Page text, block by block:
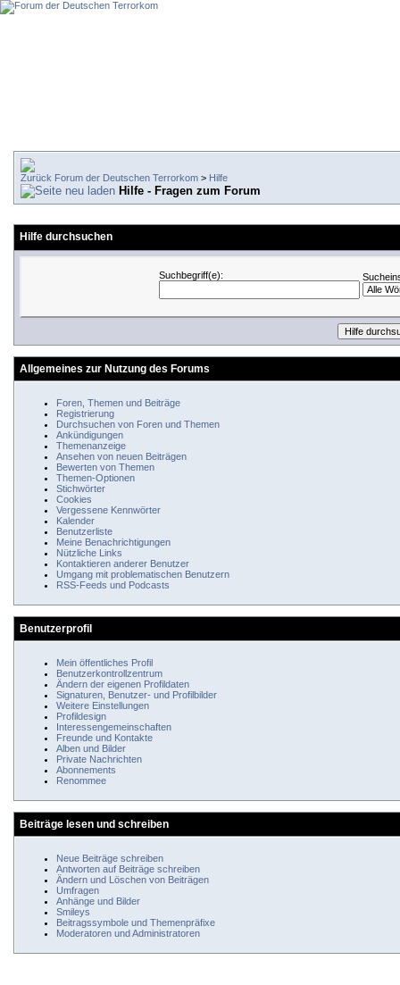
Forum der Deutschen Terrorkom > Hilfe
Hilfe - Fragen zum Forum
Hilfe durchsuchen
Suchbegriff(e):
Allgemeines zur Nutzung des Forums
Foren, Themen und Beiträge
Registrierung
Durchsuchen von Foren und Themen
Ankündigungen
Themenanzeige
Ansehen von neuen Beiträgen
Bewerten von Themen
Themen-Optionen
Stichwörter
Cookies
Vergessene Kennwörter
Kalender
Benutzerliste
Meine Benachrichtigungen
Nützliche Links
Kontaktieren anderer Benutzer
Umgang mit problematischen Benutzern
RSS-Feeds und Podcasts
Benutzerprofil
Mein öffentliches Profil
Benutzerkontrollzentrum
Ändern der eigenen Profildaten
Signaturen, Benutzer- und Profilbilder
Weitere Einstellungen
Profildesign
Interessengemeinschaften
Freunde und Kontakte
Alben und Bilder
Private Nachrichten
Abonnements
Renommee
Beiträge lesen und schreiben
Neue Beiträge schreiben
Antworten auf Beiträge schreiben
Ändern und Löschen von Beiträgen
Umfragen
Anhänge und Bilder
Smileys
Beitragssymbole und Themenpräfixe
Moderatoren und Administratoren